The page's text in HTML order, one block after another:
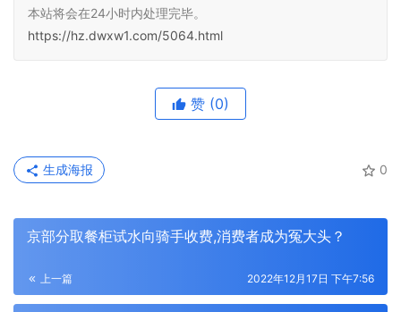
本站将会在24小时内处理完毕。
https://hz.dwxw1.com/5064.html
赞 (0)
0
生成海报
京部分取餐柜试水向骑手收费,消费者成为冤大头？
上一篇 2022年12月17日 下午7:56